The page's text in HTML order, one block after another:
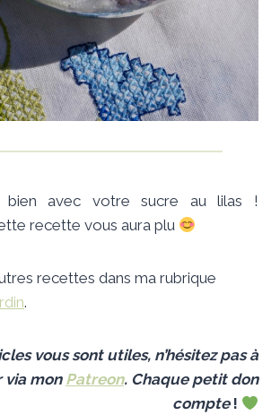
bien avec votre sucre au lilas !
recette vous aura plu
recettes dans ma rubrique
.
vous sont utiles, n’hésitez pas à
via mon Patreon. Chaque petit don
compte !